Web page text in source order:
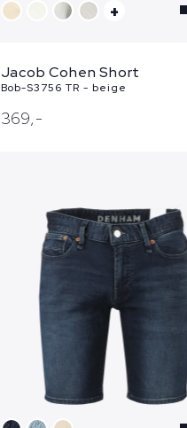
+
Jacob Cohen Short
Bob-S3756 TR - beige
369,-